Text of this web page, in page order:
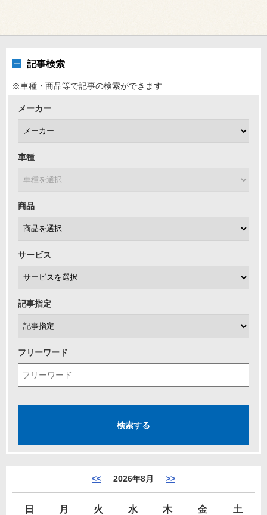
記事検索
※車種・商品等で記事の検索ができます
メーカー
車種
商品
サービス
記事指定
フリーワード
<< 2026年8月 >>
日 月 火 水 木 金
土